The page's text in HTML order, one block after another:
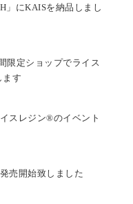
」にKAISを納品しまし
限定ショップでライス
ます
スレジン®のイベント
売開始致しました